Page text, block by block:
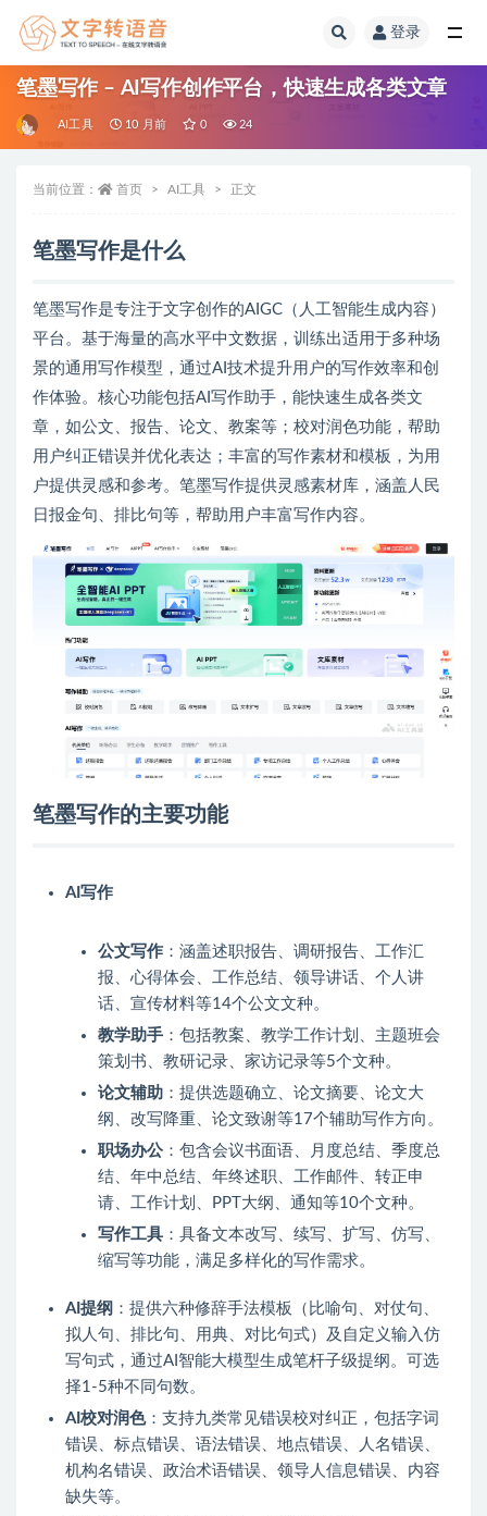
登录
笔墨写作 – AI写作创作平台，快速生成各类文章
AI工具 10 月前 0 24
当前位置： 首页 AI工具 正文
笔墨写作是什么
笔墨写作是专注于文字创作的AIGC（人工智能生成内容）
平台。基于海量的高水平中文数据，训练出适用于多种场
景的通用写作模型，通过AI技术提升用户的写作效率和创
作体验。核心功能包括AI写作助手，能快速生成各类文
章，如公文、报告、论文、教案等；校对润色功能，帮助
用户纠正错误并优化表达；丰富的写作素材和模板，为用
户提供灵感和参考。笔墨写作提供灵感素材库，涵盖人民
日报金句、排比句等，帮助用户丰富写作内容。
笔墨写作的主要功能
AI写作
公文写作 ：涵盖述职报告、调研报告、工作汇
报、心得体会、工作总结、领导讲话、个人讲
话、宣传材料等14个公文文种。
教学助手 ：包括教案、教学工作计划、主题班会
策划书、教研记录、家访记录等5个文种。
论文辅助 ：提供选题确立、论文摘要、论文大
纲、改写降重、论文致谢等17个辅助写作方向。
职场办公 ：包含会议书面语、月度总结、季度总
结、年中总结、年终述职、工作邮件、转正申
请、工作计划、PPT大纲、通知等10个文种。
写作工具 ：具备文本改写、续写、扩写、仿写、
缩写等功能，满足多样化的写作需求。
AI提纲 ：提供六种修辞手法模板（比喻句、对仗句、
拟人句、排比句、用典、对比句式）及自定义输入仿
写句式，通过AI智能大模型生成笔杆子级提纲。可选
择1-5种不同句数。
AI校对润色：支持九类常见错误校对纠正，包括字词
错误、标点错误、语法错误、地点错误、人名错误、
机构名错误、政治术语错误、领导人信息错误、内容
缺失等。